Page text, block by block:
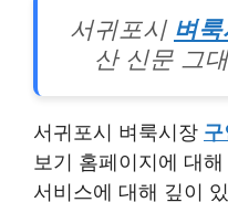
서귀포시 벼
산 신문 그
서귀포시 벼룩시장 구
보기 홈페이지에 대
서비스에 대해 깊이